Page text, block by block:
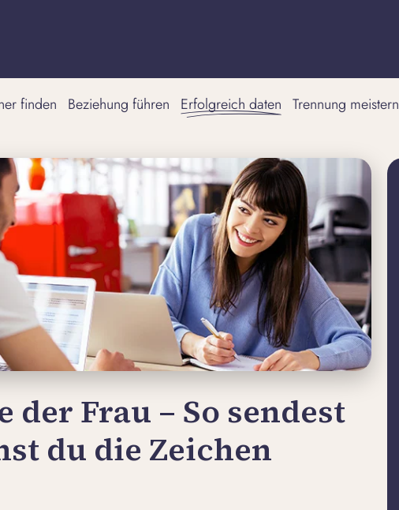
finden Beziehung führen Erfolgreich daten Trennung meistern
Frau – So sendest
du die Zeichen